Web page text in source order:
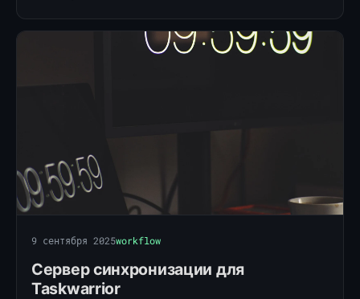
9 сентября 2025workflow
Сервер синхронизации для
Taskwarrior